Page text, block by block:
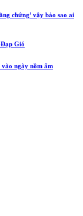
chứng’ vậy bảo sao ai
Đạp Gió
vào ngày nồm ẩm